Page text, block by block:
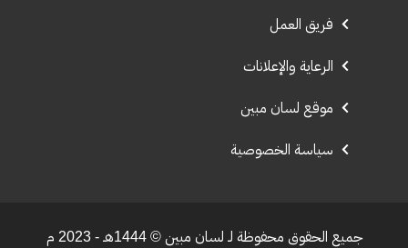
فريق العمل
الرعاية والإعلانات
موقع لسان مبين
سياسة الخصوصية
جميع الحقوق محفوظة لـ لسان مبين © 1444هـ - 2023 م